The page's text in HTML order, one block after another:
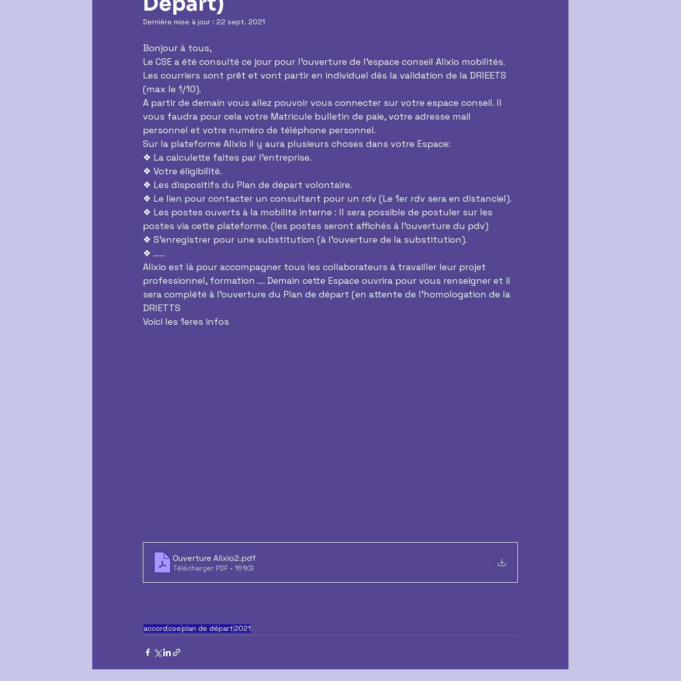
Dernière mise à jour : 22 sept. 2021
Bonjour à tous,
Le CSE a été consulté ce jour pour l’ouverture de l’espace conseil Alixio mobilités.
Les courriers sont prêt et vont partir en individuel dès la validation de la DRIEETS
(max le 1/10).
A partir de demain vous allez pouvoir vous connecter sur votre espace conseil. Il
vous faudra pour cela votre Matricule bulletin de paie, votre adresse mail
personnel et votre numéro de téléphone personnel.
Sur la plateforme Alixio il y aura plusieurs choses dans votre Espace:
❖ La calculette faites par l’entreprise.
❖ Votre éligibilité.
❖ Les dispositifs du Plan de départ volontaire.
❖ Le lien pour contacter un consultant pour un rdv (Le 1er rdv sera en distanciel).
❖ Les postes ouverts à la mobilité interne : Il sera possible de postuler sur les
postes via cette plateforme. (les postes seront affichés à l’ouverture du pdv)
❖ S’enregistrer pour une substitution (à l’ouverture de la substitution).
❖ ……
Alixio est là pour accompagner tous les collaborateurs à travailler leur projet
professionnel, formation …. Demain cette Espace ouvrira pour vous renseigner et il
sera complété à l’ouverture du Plan de départ (en attente de l’homologation de la
DRIETTS
Voici les 1eres infos
Ouverture Alixio2.pdf
Télécharger PDF • 161KB
accordcseplan de départ2021